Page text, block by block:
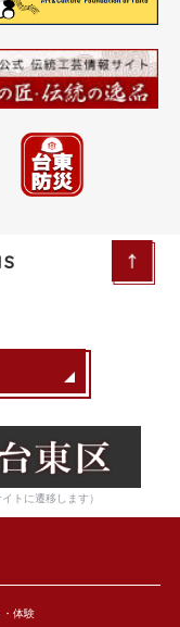
イトに遷移します）
・体験